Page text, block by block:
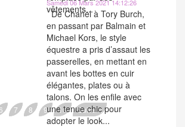
vêtements...
Samedi 06 Mars 2021 14:12:26
De Chanel à Tory Burch,
en passant par Balmain et
Michael Kors, le style
équestre a pris d’assaut les
passerelles, en mettant en
avant les bottes en cuir
élégantes, plates ou à
talons. On les enfile avec
une tenue chic pour
adopter le look...
7 8 9 10 Suivant